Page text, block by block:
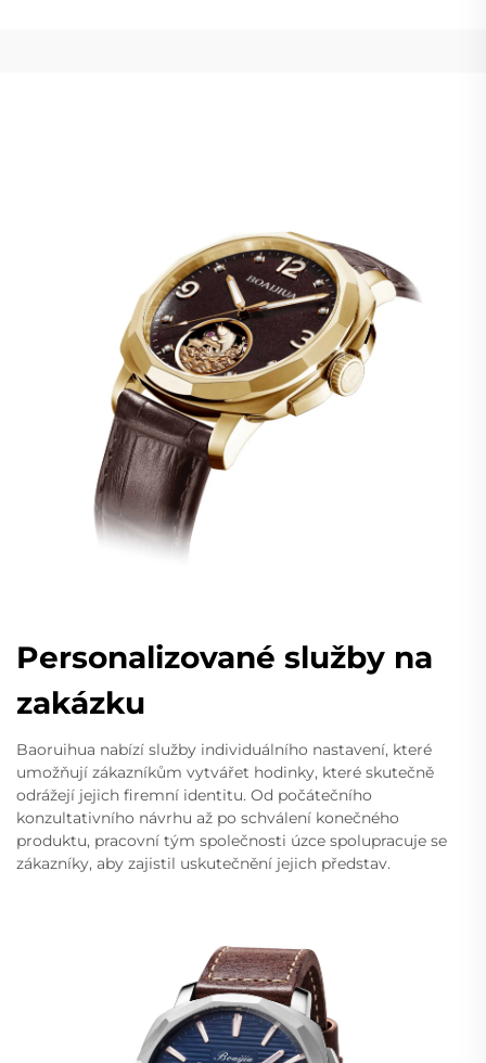
Personalizované služby na
zakázku
Baoruihua nabízí služby individuálního nastavení, které
umožňují zákazníkům vytvářet hodinky, které skutečně
odrážejí jejich firemní identitu. Od počátečního
konzultativního návrhu až po schválení konečného
produktu, pracovní tým společnosti úzce spolupracuje se
zákazníky, aby zajistil uskutečnění jejich představ.